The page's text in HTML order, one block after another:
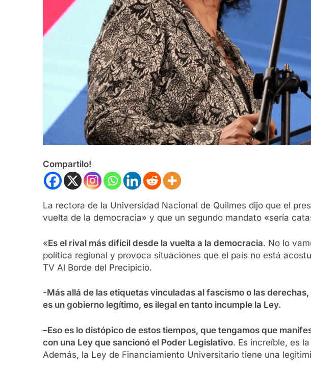
Compartilo!
La rectora de la Universidad Nacional de Quilmes dijo que el
vuelta de la democracia» y que un segundo mandato «sería
«Es el rival más difícil desde la vuelta a la democracia. No lo
política regional y provoca situaciones que el país no está
TV Al Borde del Precipicio.
-Más allá de las etiquetas vinculadas al fascismo o las
es un gobierno legítimo, es ilegal en tanto incumple la Ley.
–Eso es lo distópico de estos tiempos, que tengamos que
con una Ley que sancionó el Poder Legislativo. Es increíble, es
Además, la Ley de Financiamiento Universitario tiene una